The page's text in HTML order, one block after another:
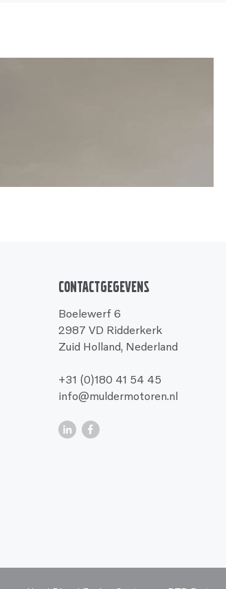
Contactgegevens
Boelewerf 6
2987 VD Ridderkerk
Zuid Holland, Nederland
+31 (0)180 41 54 45
info@muldermotoren.nl